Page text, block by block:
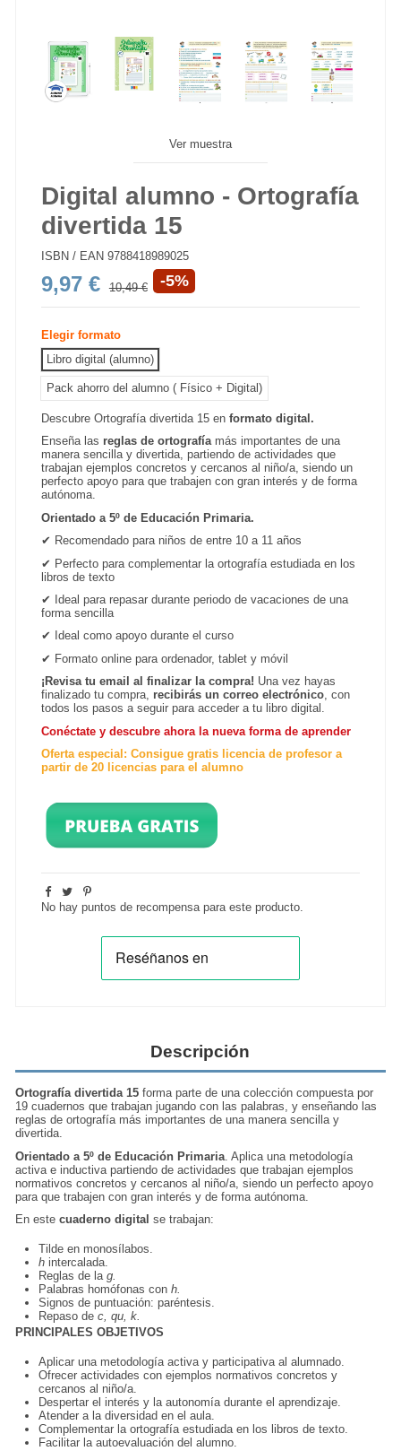
Ver muestra
Digital alumno - Ortografía
divertida 15
ISBN / EAN 9788418989025
9,97 € 10,49 € -5%
Elegir formato
Libro digital (alumno)
Pack ahorro del alumno ( Físico + Digital)
Descubre Ortografía divertida 15 enformato digital.
Enseña las reglas de ortografíamás importantes de una
manera sencilla y divertida, partiendo de actividades que
trabajan ejemplos concretos y cercanos al niño/a, siendo un
perfecto apoyo para que trabajen con gran interés y de forma
autónoma.
Orientado a 5º de Educación Primaria.
✔ Recomendado para niños de entre 10 a 11 años
✔ Perfecto para complementar la ortografía estudiada en los
libros de texto
✔
Ideal para repasar durante periodo de vacaciones de una
forma sencilla
✔
Ideal como apoyo durante el curso
✔ Formato online para ordenador, tablet y móvil
¡Revisa tu email al finalizar la compra! Una vez hayas
finalizado tu compra, recibirás un correo electrónico, con
todos los pasos a seguir para acceder a tu libro digital.
Conéctate y descubre ahora la nueva forma de aprender
Oferta especial: Consigue gratis licencia de profesor a
partir de 20 licencias para el alumno
No hay puntos de recompensa para este producto.
Descripción
Ortografía divertida 15forma parte de una colección compuesta por
19 cuadernos que trabajan jugando con las palabras, y enseñando las
reglas de ortografía más importantes de una manera sencilla y
divertida.
Orientado a 5º de Educación Primaria . Aplica una metodología
activa e inductiva partiendo de actividades que trabajan ejemplos
normativos concretos y cercanos al niño/a, siendo un perfecto apoyo
para que trabajen con gran interés y de forma autónoma.
En estecuaderno digital se trabajan:
Tilde en monosílabos.
h intercalada.
Reglas de lag.
Palabras homófonas conh.
Signos de puntuación: paréntesis.
Repaso dec, qu, k.
PRINCIPALES OBJETIVOS
Aplicar una metodología activa y participativa al alumnado.
Ofrecer actividades con ejemplos normativos concretos y
cercanos al niño/a.
Despertar el interés y la autonomía durante el aprendizaje.
Atender a la diversidad en el aula.
Complementar la ortografía estudiada en los libros de texto.
Facilitar la autoevaluación del alumno.